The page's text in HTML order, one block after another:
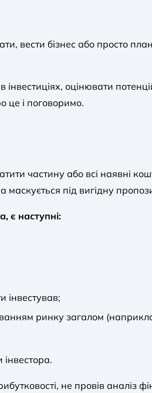
вести бізнес або просто
оцінювати
це і поговоримо.
частину або всі наявні
під вигідну
є наступні:
інвестував;
ринку загалом
не провів аналіз